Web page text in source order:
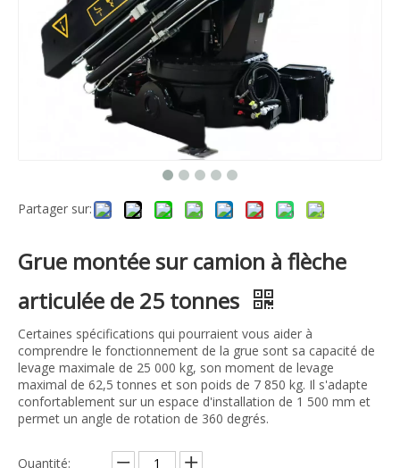
Partager sur:
Grue montée sur camion à flèche
articulée de 25 tonnes
Certaines spécifications qui pourraient vous aider à
comprendre le fonctionnement de la grue sont sa capacité de
levage maximale de 25 000 kg, son moment de levage
maximal de 62,5 tonnes et son poids de 7 850 kg. Il s'adapte
confortablement sur un espace d'installation de 1 500 mm et
permet un angle de rotation de 360 ​​​​degrés.
Quantité: